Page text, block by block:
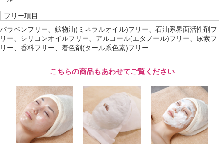
フリー項目
パラベンフリー、鉱物油(ミネラルオイル)フリー、石油系界面活性剤フ
リー、シリコンオイルフリー、アルコール(エタノール)フリー、尿素フ
リー、香料フリー、着色剤(タール系色素)フリー
こちらの商品もあわせてご覧ください